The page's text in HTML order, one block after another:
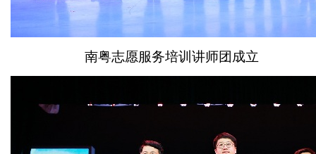
南粤志愿服务培训讲师团成立